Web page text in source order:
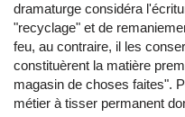
dramaturge considéra
"recyclage" et de
feu, au contraire, il les
constituèrent la matière
magasin de choses faites".
métier à tisser permanent